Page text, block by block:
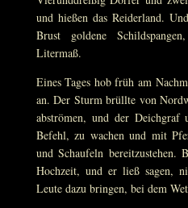
und hießen das Reiderland.
Brust goldene
Litermaß.
Eines Tages hob früh am
an. Der Sturm brüllte von
abströmen, und der Deichgraf
Befehl, zu wachen und mit
und Schaufeln
Hochzeit, und er ließ sagen,
Leute dazu bringen, bei dem